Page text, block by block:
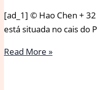
[ad_1] © Hao Chen +
está situada no cais do
Cabana
Read More »